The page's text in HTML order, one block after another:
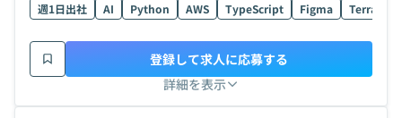
週1日出社 AI Python AWS TypeScript Figma Terraform
詳細を表示
登録して求人に応募する